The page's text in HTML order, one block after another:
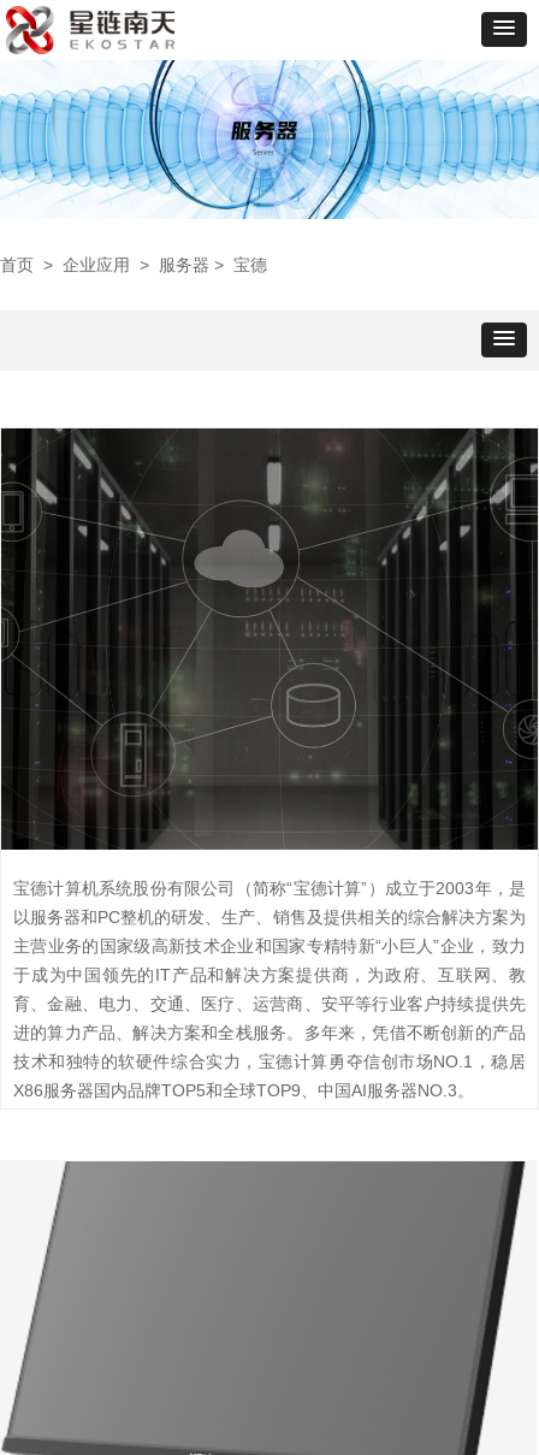
宝德计算机系统股份有限公司（简称“宝德计算”）成立于2003年，是
以服务器和PC整机的研发、生产、销售及提供相关的综合解决方案为
主营业务的国家级高新技术企业和国家专精特新“小巨人”企业，致力
于成为中国领先的IT产品和解决方案提供商，为政府、互联网、教
育、金融、电力、交通、医疗、运营商、安平等行业客户持续提供先
进的算力产品、解决方案和全栈服务。多年来，凭借不断创新的产品
技术和独特的软硬件综合实力，宝德计算勇夺信创市场NO.1，稳居
X86服务器国内品牌TOP5和全球TOP9、中国AI服务器NO.3。
首页 > 企业应用 > 服务器 > 宝德